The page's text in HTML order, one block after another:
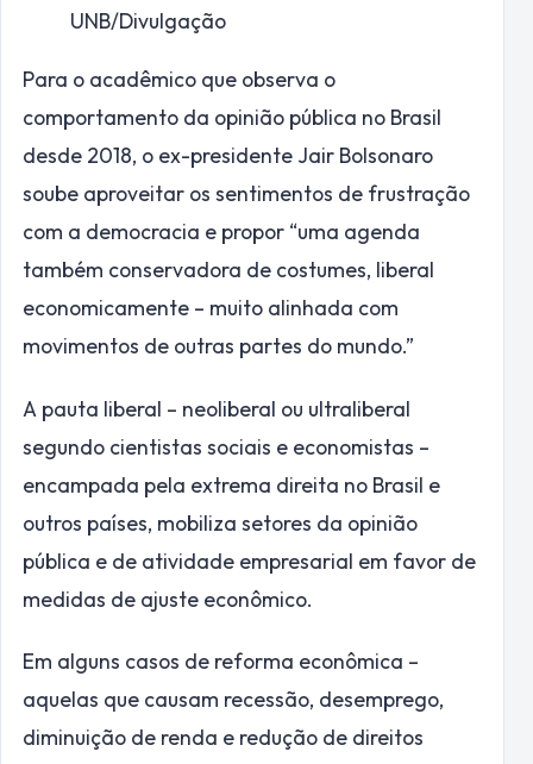
UNB/Divulgação
Para o acadêmico que observa o
comportamento da opinião pública no Brasil
desde 2018, o ex-presidente Jair Bolsonaro
soube aproveitar os sentimentos de frustração
com a democracia e propor “uma agenda
também conservadora de costumes, liberal
economicamente – muito alinhada com
movimentos de outras partes do mundo.”
A pauta liberal – neoliberal ou ultraliberal
segundo cientistas sociais e economistas –
encampada pela extrema direita no Brasil e
outros países, mobiliza setores da opinião
pública e de atividade empresarial em favor de
medidas de ajuste econômico.
Em alguns casos de reforma econômica –
aquelas que causam recessão, desemprego,
diminuição de renda e redução de direitos